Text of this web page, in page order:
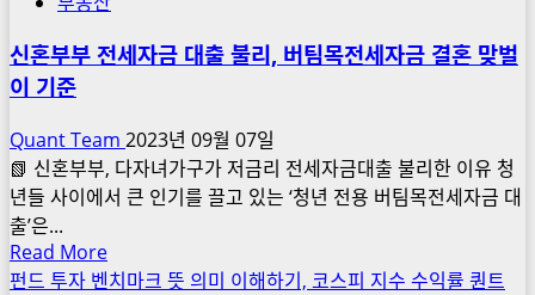
신혼부부 전세자금 대출 불리, 버팀목전세자금 결혼 맞벌
이 기준
Quant Team 2023년 09월 07일
📗 신혼부부, 다자녀가구가 저금리 전세자금대출 불리한 이유 청
년들 사이에서 큰 인기를 끌고 있는 ‘청년 전용 버팀목전세자금 대
출’은...
Read MoreRead
more
펀드 투자 벤치마크 뜻 의미 이해하기, 코스피 지수 수익률 퀀트